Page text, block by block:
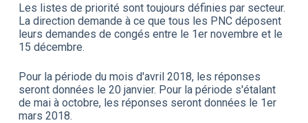
Les listes de priorité sont toujours définies par secteur.
La direction demande à ce que tous les PNC déposent
leurs demandes de congés entre le 1er novembre et le
15 décembre.
Pour la période du mois d'avril 2018, les réponses
seront données le 20 janvier. Pour la période s'étalant
de mai à octobre, les réponses seront données le 1er
mars 2018.